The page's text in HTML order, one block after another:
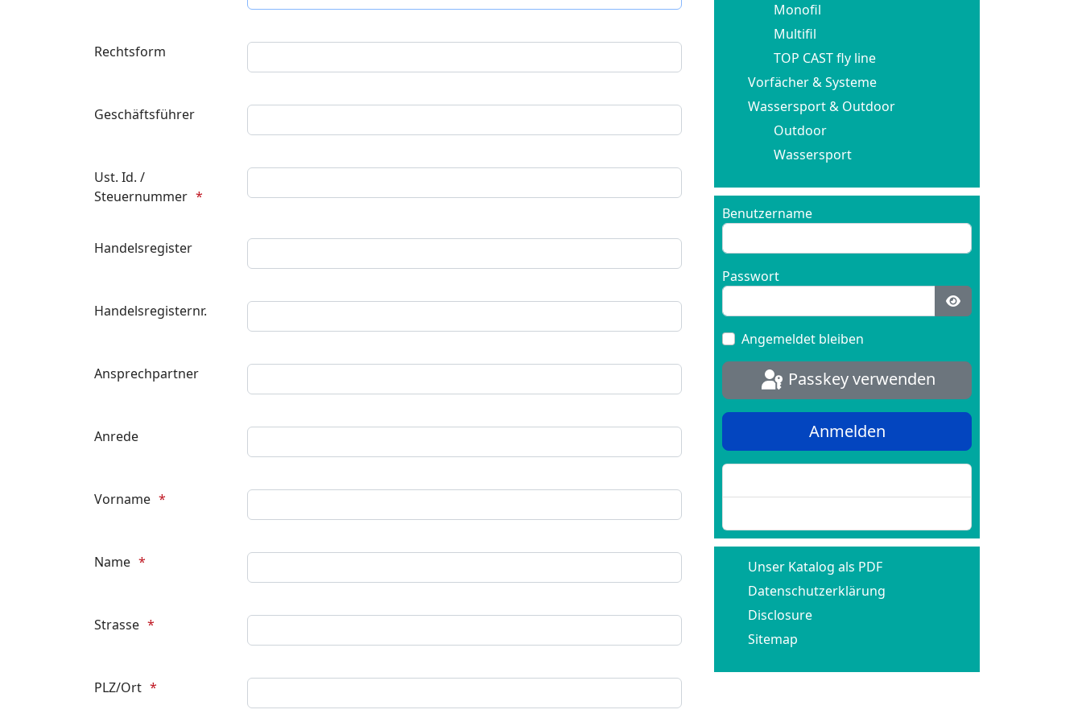
Rechtsform
Geschäftsführer
Ust. Id. /
Steuernummer
Handelsregister
Handelsregisternr.
Ansprechpartner
Anrede
Vorname
Name
Strasse
PLZ/Ort
Monofil
Multifil
TOP CAST fly line
Vorfächer & Systeme
Wassersport & Outdoor
Outdoor
Wassersport
Benutzername
Passwort
Passwort anzeigen
Angemeldet bleiben
Passkey verwenden
Anmelden
Unser Katalog als PDF
Datenschutzerklärung
Disclosure
Sitemap